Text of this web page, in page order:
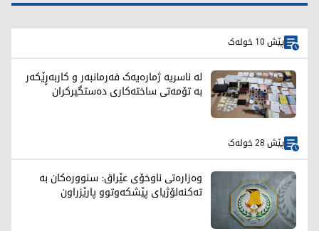
پێش 10 خولەک
لە ناسریە ژمارەیەک فەرمانبەر و کاربەڕێکەر
بە تۆمەتی ساختەکاری دەستگیرکران
پێش 28 خولەک
وەزارەتی ناوخۆی عێراق: سنوورەکان بە
تەکنەلۆژیای پێشکەوتوو پارێزراون